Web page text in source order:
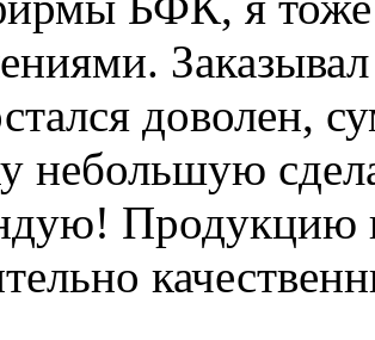
доволен,
небольшую
Продукцию